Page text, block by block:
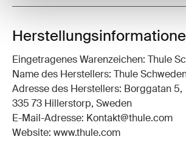
Eingetragenes Warenzeichen: Thule
Name des Herstellers: Thule
Adresse des Herstellers: Borggatan 5,
335 73 Hillerstorp, Sweden
E-Mail-Adresse: Kontakt@thule.com
Website: www.thule.com